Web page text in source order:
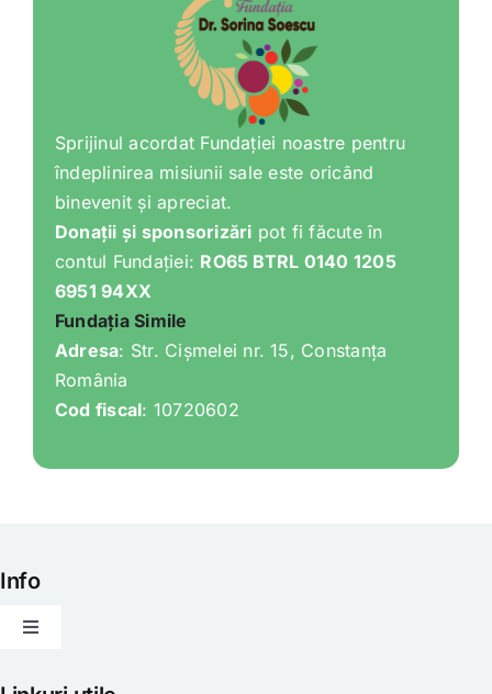
Sprijinul acordat Fundației noastre pentru
îndeplinirea misiunii sale este oricând
binevenit și apreciat.
Donații și sponsorizări pot fi făcute în
contul Fundației: RO65 BTRL 0140 1205
6951 94XX
Fundația Simile
Adresa: Str. Cișmelei nr. 15, Constanța
România
Cod fiscal: 10720602
Info
Toggle
Articole